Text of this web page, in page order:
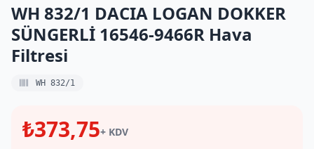
WH 832/1 DACIA LOGAN DOKKER
SÜNGERLİ 16546-9466R Hava
Filtresi
WH 832/1
₺373,75+ KDV